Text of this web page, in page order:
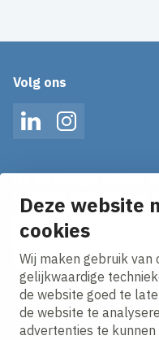
Deze website
cookies
Wij maken gebruik van
gelijkwaardige
de website goed te
de website te
advertenties te
Volg ons
LinkedInInstagram
Ontvang onze nieuws
E-mailadres
Ik ga akkoord met het